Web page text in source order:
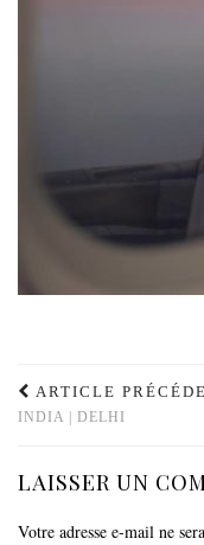
ARTICLE
INDIA | DELHI
LAISSER UN
Votre adresse e-mail ne